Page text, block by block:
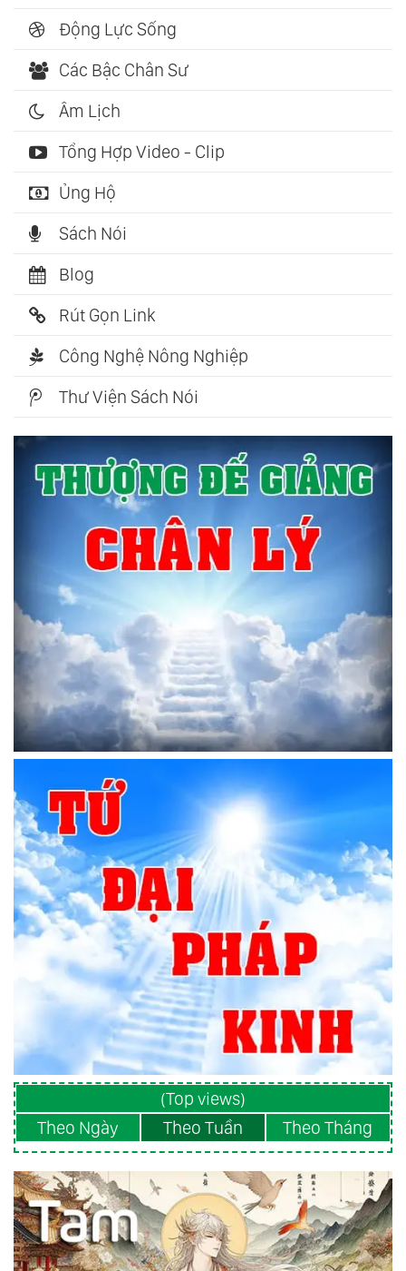
Động Lực Sống
Các Bậc Chân Sư
Âm Lịch
Tổng Hợp Video - Clip
Ủng Hộ
Sách Nói
Blog
Rút Gọn Link
Công Nghệ Nông Nghiệp
Thư Viện Sách Nói
(Top views)
Theo Ngày
Theo Tuần Theo Tháng